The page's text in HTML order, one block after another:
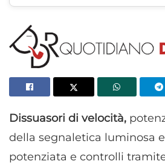
Dissuasori di velocità,
della segnaletica luminosa
potenziata e controlli